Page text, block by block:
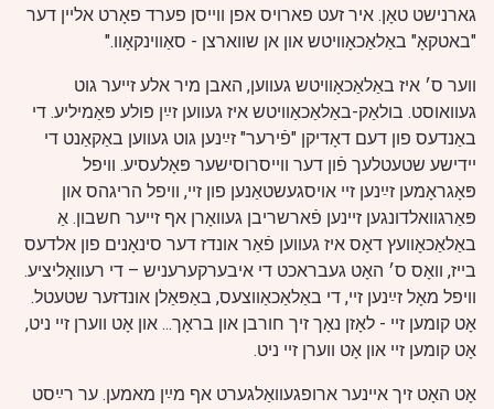
גארנישט טאָן. איר זעט פארויס אפן ווייסן פערד פאָרט אליין דער
"באטקאָ" באַלאַכאָוויטש און אן שווארצן - סאַווינקאָוו."
ווער ס׳ איז באַלאַכאָוויטש געווען, האבן מיר אלע זייער גוט
געוואוסט. בולאַק-באַלאַכאַוויטש איז געווען זײַן פולע פּאַמיליע. די
באַנדעס פון דעם דאָדיקן "פֿירער" זײַנען גוט געווען באַקאַנט די
יידישע שטעטלעך פֿון דער ווייסרוסישער פּאָלעסיע. וויפל
פּאָגראָמען זײַנען זיי אויסגעשטאַנען פון זיי, וויפל הריגהס און
פּאַרגוואלדונגען זיינען פֿארשריבן געוואָרן אף זייער חשבון. אַ
באַלאַכאָוועץ דאָס איז געווען פֿאַר אונדז דער סינאָנים פון אלדעס
בייז, וואָס ס׳ האָט געבראכט די איבערקערעניש – די רעוואָליציע.
וויפל מאָל זײַנען זיי, די באַלאַכאַווצעס, באַפּאַלן אונדזער שטעטל.
אָט קומען זיי - לאָזן נאָך זיך חורבן און בראָך... און אָט ווערן זיי ניט,
אָט קומען זיי און אָט ווערן זיי ניט.
אָט האָט זיך איינער ארופגעוואַלגערט אף מײַן מאמען. ער רײַסט